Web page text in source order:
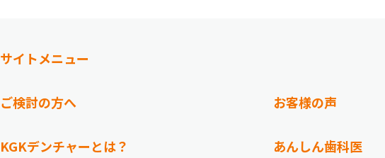
サイトメニュー
ご検討の方へ
KGKデンチャーとは？
お客様の声
あんしん歯科医